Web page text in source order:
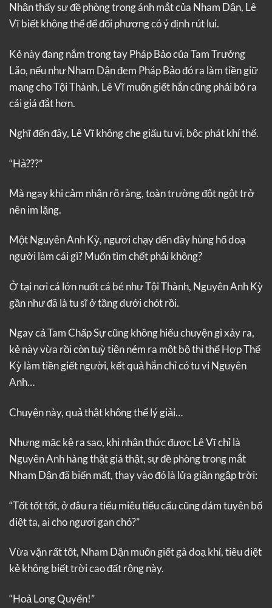
Nhận thấy sự đề phòng trong ánh mắt của Nham Dận, Lê
Vĩ biết không thể để đối phương có ý định rút lui.
Kẻ này đang nắm trong tay Pháp Bảo của Tam Trưởng
Lão, nếu như Nham Dận đem Pháp Bảo đó ra làm tiền giữ
mạng cho Tội Thành, Lê Vĩ muốn giết hắn cũng phải bỏ ra
cái giá đắt hơn.
Nghĩ đến đây, Lê Vĩ không che giấu tu vi, bộc phát khí thế.
“Hả???”
Mà ngay khi cảm nhận rõ ràng, toàn trường đột ngột trở
nên im lặng.
Một Nguyên Anh Kỳ, ngươi chạy đến đây hùng hổ doạ
người làm cái gì? Muốn tìm chết phải không?
Ở tại nơi cá lớn nuốt cá bé như Tội Thành, Nguyên Anh Kỳ
gần như đã là tu sĩ ở tầng dưới chót rồi.
Ngay cả Tam Chấp Sự cũng không hiểu chuyện gì xảy ra,
kẻ này vừa rồi còn tuỳ tiện ném ra một bộ thi thể Hợp Thể
Kỳ làm tiền giết người, kết quả hắn chỉ có tu vi Nguyên
Anh…
Chuyện này, quả thật không thể lý giải…
Nhưng mặc kệ ra sao, khi nhận thức được Lê Vĩ chỉ là
Nguyên Anh hàng thật giá thật, sự đề phòng trong mắt
Nham Dận đã biến mất, thay vào đó là lửa giận ngập trời:
“Tốt tốt tốt, ở đâu ra tiểu miêu tiểu cẩu cũng dám tuyên bố
diệt ta, ai cho ngươi gan chó?”
Vừa vặn rất tốt, Nham Dận muốn giết gà doạ khỉ, tiêu diệt
kẻ không biết trời cao đất rộng này.
“Hoả Long Quyển!”